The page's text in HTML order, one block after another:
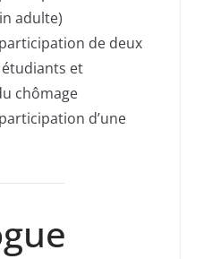
adulte)
de deux
et
chômage
d’une